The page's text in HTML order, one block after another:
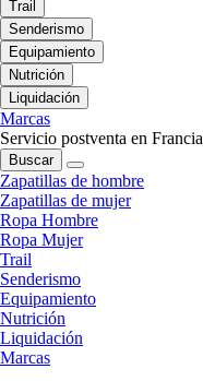
Trail
Senderismo
Equipamiento
Nutrición
Liquidación
Marcas
Servicio postventa en Francia
Buscar
Zapatillas de hombre
Zapatillas de mujer
Ropa Hombre
Ropa Mujer
Trail
Senderismo
Equipamiento
Nutrición
Liquidación
Marcas